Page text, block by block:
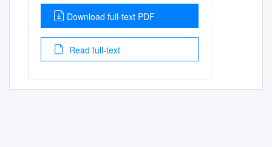
Download full-text PDF
Read full-text